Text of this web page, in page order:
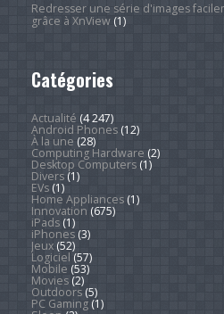
Redresser une série d'images
grâce à XnView(1)
Catégories
Actualité (4 247)
Android Phones(12)
À la une (28)
Computing Hardware (2)
Desktop Computers(1)
Divers(1)
EVs(1)
Home Appliances(1)
Innovation (675)
iPads(1)
iPhones(3)
Jeux(52)
Logiciel (57)
Mobile (53)
Movies(2)
Outdoors(5)
PC Gaming(1)